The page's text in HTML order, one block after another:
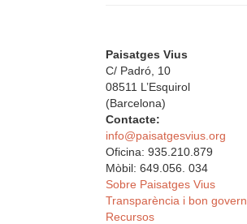
Paisatges Vius
C/ Padró, 10
08511 L’Esquirol
(Barcelona)
Contacte:
info@paisatgesvius.org
Oficina: 935.210.879
Mòbil: 649.056. 034
Sobre Paisatges Vius
Transparència i bon govern
Recursos